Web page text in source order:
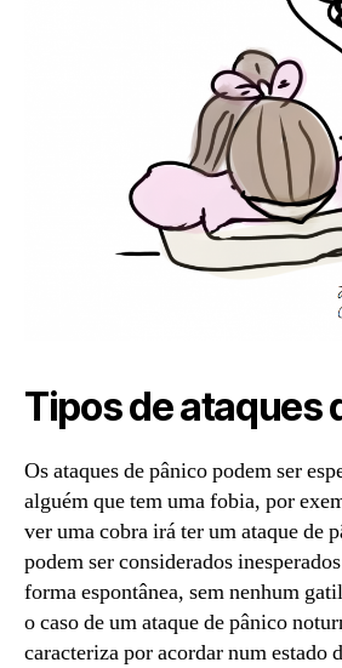
Tipos de ataques
Os ataques de pânico podem ser
alguém que tem uma fobia, por
ver uma cobra irá ter um ataque de
podem ser considerados
forma espontânea, sem nenhum
o caso de um ataque de pânico
caracteriza por acordar num estado